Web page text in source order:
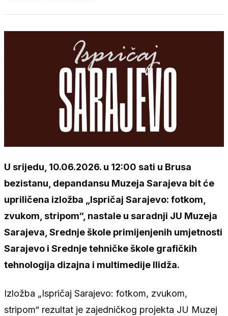
U srijedu, 10.06.2026. u 12:00 sati u Brusa
bezistanu, depandansu Muzeja Sarajeva bit će
upriličena izložba „Ispričaj Sarajevo: fotkom,
zvukom, stripom“, nastale u saradnji JU Muzeja
Sarajeva, Srednje škole primijenjenih umjetnosti
Sarajevo i Srednje tehničke škole grafičkih
tehnologija dizajna i multimedije Ilidža.
Izložba „Ispričaj Sarajevo: fotkom, zvukom,
stripom“ rezultat je zajedničkog projekta JU Muzej